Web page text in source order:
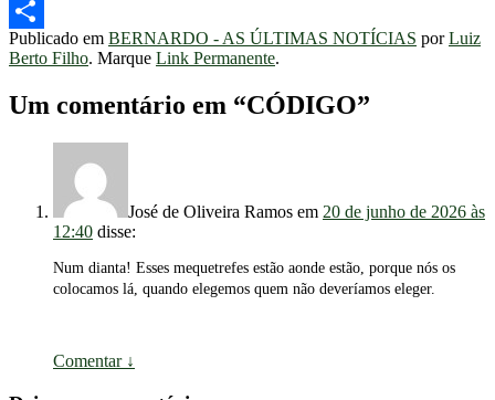
Telegram
Share
Publicado em BERNARDO - AS ÚLTIMAS NOTÍCIAS porLuiz
Berto Filho. Marque Link Permanente.
Um comentário em “CÓDIGO”
José de Oliveira Ramos em 20 de junho de 2026 às
12:40 disse:
Num dianta! Esses mequetrefes estão aonde estão, porque nós os
colocamos lá, quando elegemos quem não deveríamos eleger.
Comentar ↓